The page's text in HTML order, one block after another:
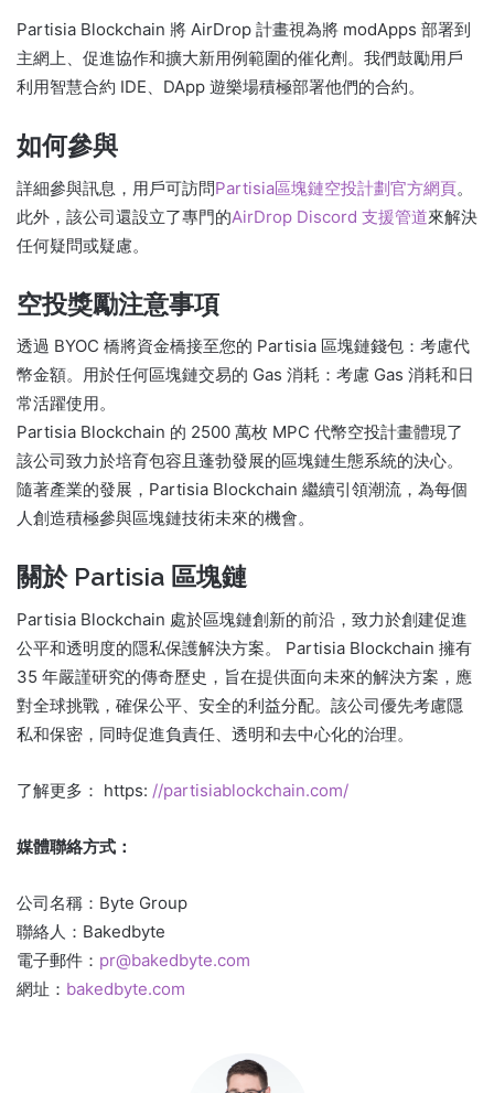
Partisia Blockchain 將 AirDrop 計畫視為將 modApps 部署到
主網上、促進協作和擴大新用例範圍的催化劑。我們鼓勵用戶
利用智慧合約 IDE、DApp 遊樂場積極部署他們的合約。
如何參與
詳細參與訊息，用戶可訪問Partisia區塊鏈空投計劃官方網頁。
此外，該公司還設立了專門的AirDrop Discord 支援管道來解決
任何疑問或疑慮。
空投獎勵注意事項
透過 BYOC 橋將資金橋接至您的 Partisia 區塊鏈錢包：考慮代
幣金額。用於任何區塊鏈交易的 Gas 消耗：考慮 Gas 消耗和日
常活躍使用。
Partisia Blockchain 的 2500 萬枚 MPC 代幣空投計畫體現了
該公司致力於培育包容且蓬勃發展的區塊鏈生態系統的決心。
隨著產業的發展，Partisia Blockchain 繼續引領潮流，為每個
人創造積極參與區塊鏈技術未來的機會。
關於 Partisia 區塊鏈
Partisia Blockchain 處於區塊鏈創新的前沿，致力於創建促進
公平和透明度的隱私保護解決方案。 Partisia Blockchain 擁有
35 年嚴謹研究的傳奇歷史，旨在提供面向未來的解決方案，應
對全球挑戰，確保公平、安全的利益分配。該公司優先考慮隱
私和保密，同時促進負責任、透明和去中心化的治理。
了解更多： https: //partisiablockchain.com/
媒體聯絡方式：
公司名稱：Byte Group
聯絡人：Bakedbyte
電子郵件： pr@bakedbyte.com
網址： bakedbyte.com